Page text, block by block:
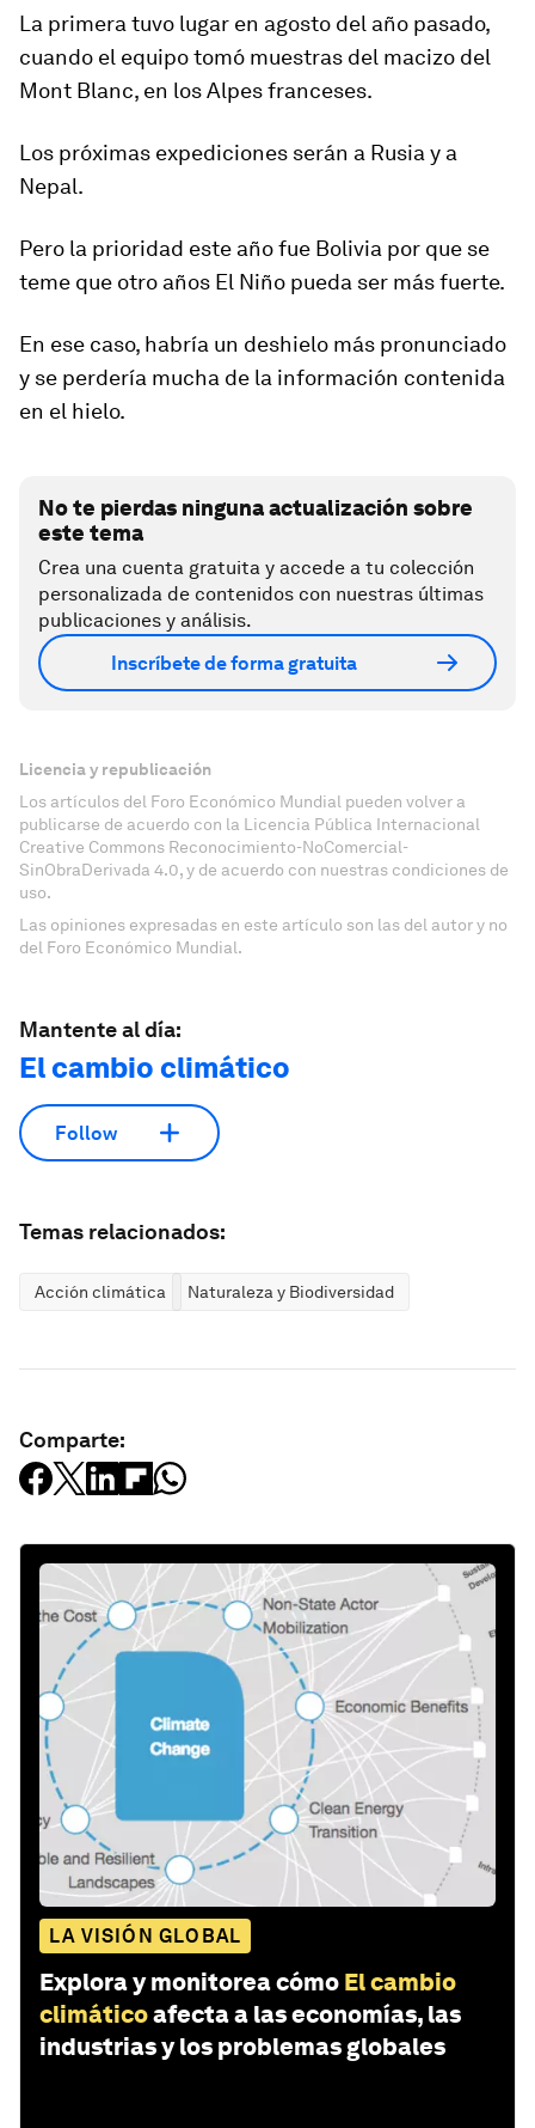
La primera tuvo lugar en agosto del año pasado,
cuando el equipo tomó muestras del macizo del
Mont Blanc, en los Alpes franceses.
Los próximas expediciones serán a Rusia y a
Nepal.
Pero la prioridad este año fue Bolivia por que se
teme que otro años El Niño pueda ser más fuerte.
En ese caso, habría un deshielo más pronunciado
y se perdería mucha de la información contenida
en el hielo.
No te pierdas ninguna actualización sobre
este tema
Crea una cuenta gratuita y accede a tu colección
personalizada de contenidos con nuestras últimas
publicaciones y análisis.
Inscríbete de forma gratuita
Licencia y republicación
Los artículos del Foro Económico Mundial pueden volver a
publicarse de acuerdo con la Licencia Pública Internacional
Creative Commons Reconocimiento-NoComercial-
SinObraDerivada 4.0, y de acuerdo con nuestras condiciones de
uso.
Las opiniones expresadas en este artículo son las del autor y no
del Foro Económico Mundial.
Mantente al día:
El cambio climático
Follow
Temas relacionados:
Acción climática Naturaleza y Biodiversidad
Comparte:
LA VISIÓN GLOBAL
Explora y monitorea cómo El cambio
climáticoafecta a las economías, las
industrias y los problemas globales